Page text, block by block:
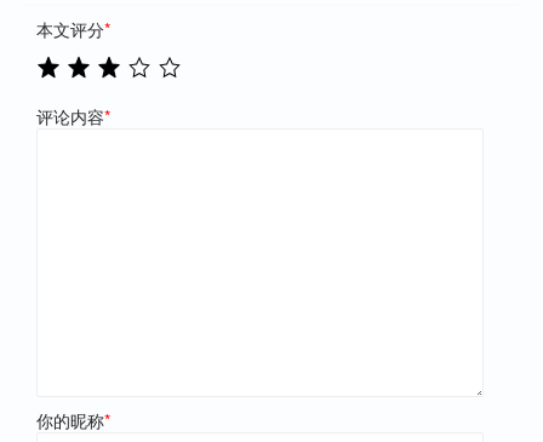
本文评分*
评论内容*
你的昵称*